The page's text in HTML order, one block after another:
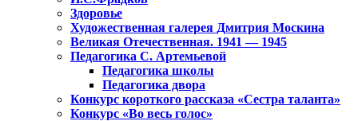
Здоровье
Художественная галерея Дмитрия Москина
Великая Отечественная. 1941 — 1945
Педагогика С. Артемьевой
Педагогика школы
Педагогика двора
Конкурс короткого рассказа «Сестра таланта»
Конкурс «Во весь голос»